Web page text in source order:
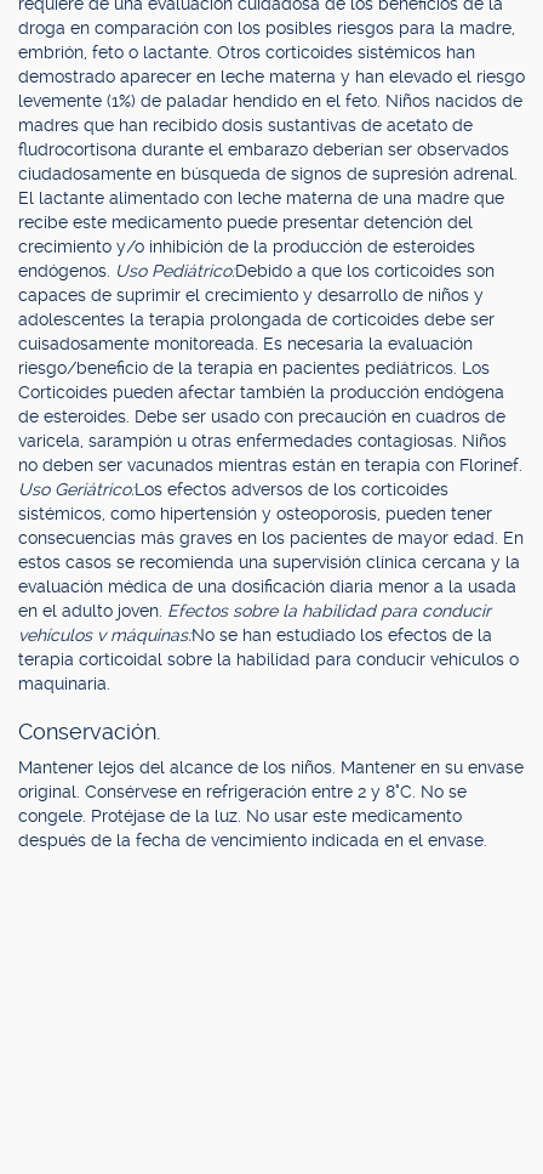
droga en comparación con los posibles riesgos para la madre,
embrión, feto o lactante. Otros corticoides sistémicos han
demostrado aparecer en leche materna y han elevado el riesgo
levemente (1%) de paladar hendido en el feto. Niños nacidos de
madres que han recibido dosis sustantivas de acetato de
fludrocortisona durante el embarazo deberían ser observados
ciudadosamente en búsqueda de signos de supresión adrenal.
El lactante alimentado con leche materna de una madre que
recibe este medicamento puede presentar detención del
crecimiento y/o inhibición de la producción de esteroides
endógenos. Uso Pediátrico:Debido a que los corticoides son
capaces de suprimir el crecimiento y desarrollo de niños y
adolescentes la terapia prolongada de corticoides debe ser
cuisadosamente monitoreada. Es necesaria la evaluación
riesgo/beneficio de la terapia en pacientes pediátricos. Los
Corticoides pueden afectar también la producción endógena
de esteroides. Debe ser usado con precaución en cuadros de
varicela, sarampión u otras enfermedades contagiosas. Niños
no deben ser vacunados mientras están en terapia con Florinef.
Uso Geriátrico:Los efectos adversos de los corticoides
sistémicos, como hipertensión y osteoporosis, pueden tener
consecuencias más graves en los pacientes de mayor edad. En
estos casos se recomienda una supervisión clínica cercana y la
evaluación médica de una dosificación diaria menor a la usada
en el adulto joven. Efectos sobre la habilidad para conducir
vehículos v máquinas:No se han estudiado los efectos de la
terapia corticoidal sobre la habilidad para conducir vehículos o
maquinaria.
Conservación.
Mantener lejos del alcance de los niños. Mantener en su envase
original. Consérvese en refrigeración entre 2 y 8°C. No se
congele. Protéjase de la luz. No usar este medicamento
después de la fecha de vencimiento indicada en el envase.